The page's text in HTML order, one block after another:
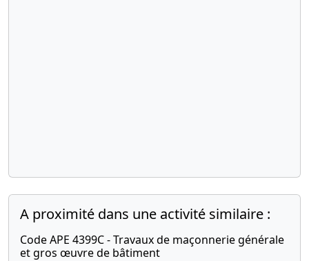
A proximité dans une activité similaire :
Code APE 4399C - Travaux de maçonnerie générale
et gros œuvre de bâtiment